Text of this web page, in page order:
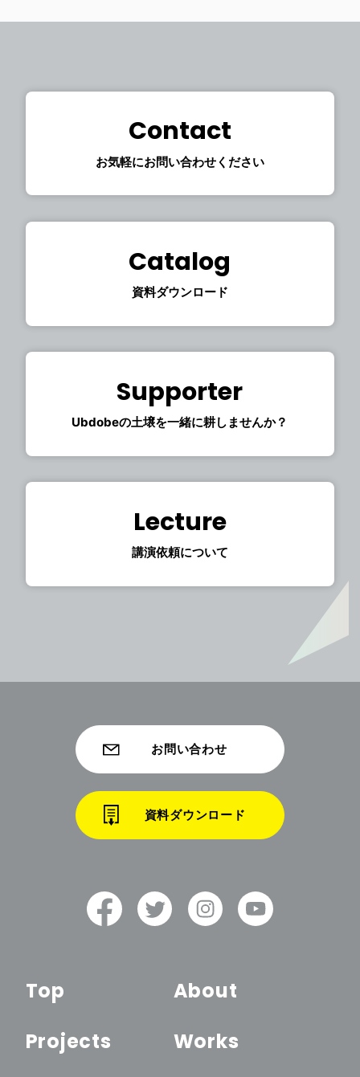
Contact
お気軽にお問い合わせください
Catalog
資料ダウンロード
Supporter
Ubdobeの土壌を一緒に耕しませんか？
Lecture
講演依頼について
お問い合わせ
資料ダウンロード
Top
About
Projects
Works